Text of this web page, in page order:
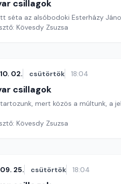
csillagok
séta az alsóbodoki Esterházy
Kövesdy Zsuzsa
02. csütörtök 18:04
csillagok
mert közös a múltunk, a
Kövesdy Zsuzsa
25. csütörtök 18:04